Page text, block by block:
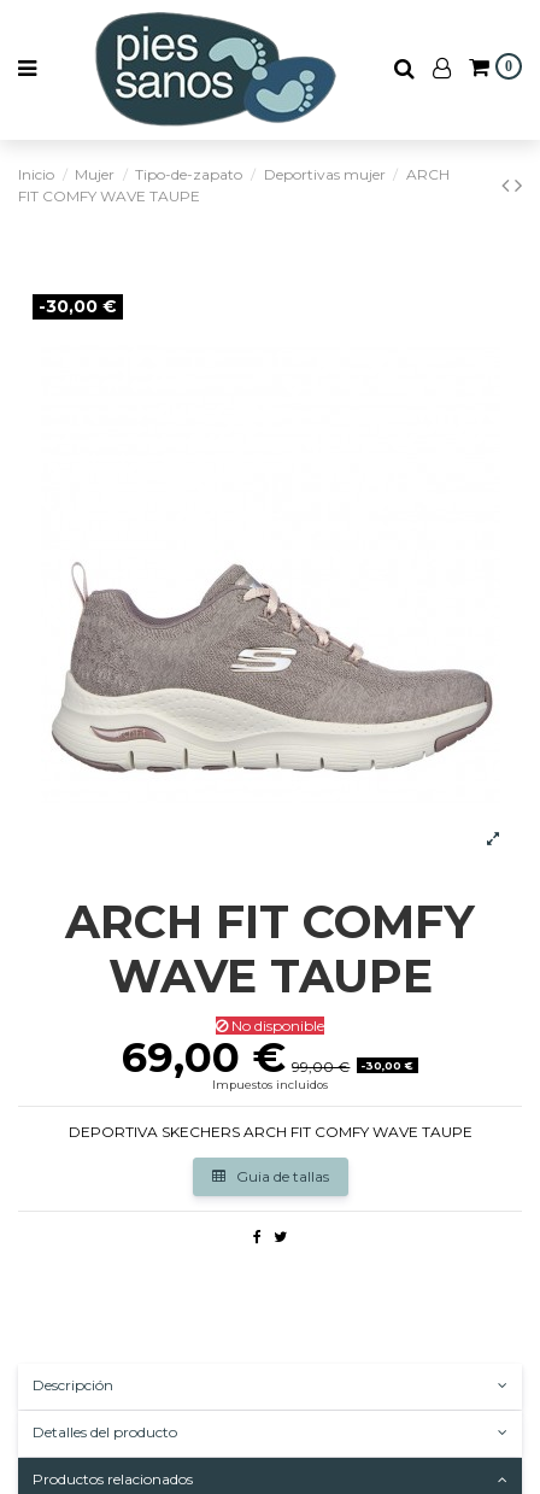
0
Inicio Mujer Tipo-de-zapato Deportivas mujer
ARCH
FIT COMFY WAVE TAUPE
-30,00 €
ARCH FIT COMFY
WAVE TAUPE
No disponible
69,00 € 99,00 €
-30,00 €
Impuestos incluidos
DEPORTIVA SKECHERS ARCH FIT COMFY WAVE TAUPE
Guia de tallas
Descripción
Detalles del producto
Productos relacionados